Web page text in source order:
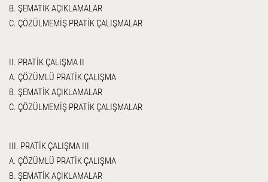
B. ŞEMATİK AÇIKLAMALAR
C. ÇÖZÜLMEMİŞ PRATİK ÇALIŞMALAR
II. PRATİK ÇALIŞMA II
A. ÇÖZÜMLÜ PRATİK ÇALIŞMA
B. ŞEMATİK AÇIKLAMALAR
C. ÇÖZÜLMEMİŞ PRATİK ÇALIŞMALAR
III. PRATİK ÇALIŞMA III
A. ÇÖZÜMLÜ PRATİK ÇALIŞMA
B. ŞEMATİK AÇIKLAMALAR